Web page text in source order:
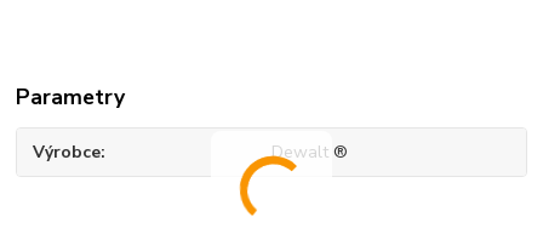
Parametry
Výrobce Dewalt ®